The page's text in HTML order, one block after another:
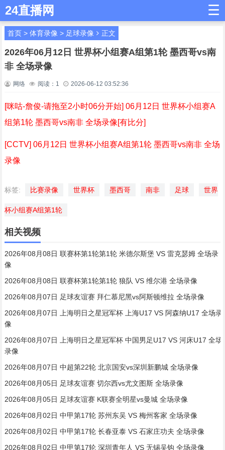
24直播网 ☰
首页> 体育录像 > 足球录像 正文
2026年06月12日 世界杯小组赛A组第1轮 墨西哥vs南
非 全场录像
网络 阅读： 1 2026-06-12 03:52:36
[咪咕-詹俊-请拖至2小时06分开始] 06月12日 世界杯小组赛A
组第1轮 墨西哥vs南非 全场录像[有比分]
[CCTV] 06月12日 世界杯小组赛A组第1轮 墨西哥vs南非 全场
录像
标签: 比赛录像 世界杯 墨西哥 南非 足球 世界
杯小组赛A组第1轮
相关视频
2026年08月08日 联赛杯第1轮第1轮 米德尔斯堡 VS 雷克瑟姆 全场录
像
2026年08月08日 联赛杯第1轮第1轮 狼队 VS 维尔港 全场录像
2026年08月07日 足球友谊赛 拜仁慕尼黑vs阿斯顿维拉 全场录像
2026年08月07日 上海明日之星冠军杯 上海U17 VS 阿森纳U17 全场录
像
2026年08月07日 上海明日之星冠军杯 中国男足U17 VS 河床U17 全场
录像
2026年08月07日 中超第22轮 北京国安vs深圳新鹏城 全场录像
2026年08月05日 足球友谊赛 切尔西vs尤文图斯 全场录像
2026年08月05日 足球友谊赛 K联赛全明星vs曼城 全场录像
2026年08月02日 中甲第17轮 苏州东吴 VS 梅州客家 全场录像
2026年08月02日 中甲第17轮 长春亚泰 VS 石家庄功夫 全场录像
2026年08月02日 中甲第17轮 深圳青年人 VS 无锡吴钩 全场录像